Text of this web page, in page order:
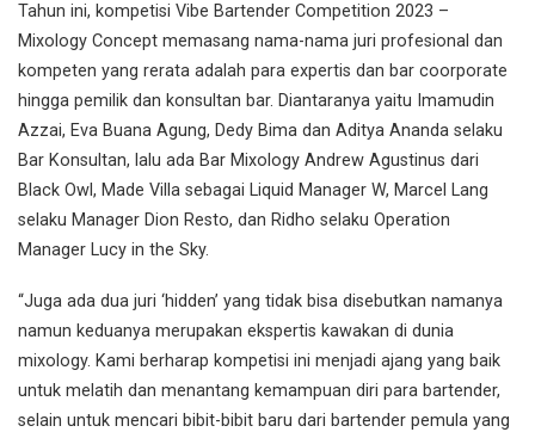
Tahun ini, kompetisi Vibe Bartender Competition 2023 –
Mixology Concept memasang nama-nama juri profesional dan
kompeten yang rerata adalah para expertis dan bar coorporate
hingga pemilik dan konsultan bar. Diantaranya yaitu Imamudin
Azzai, Eva Buana Agung, Dedy Bima dan Aditya Ananda selaku
Bar Konsultan, lalu ada Bar Mixology Andrew Agustinus dari
Black Owl, Made Villa sebagai Liquid Manager W, Marcel Lang
selaku Manager Dion Resto, dan Ridho selaku Operation
Manager Lucy in the Sky.
“Juga ada dua juri ‘hidden’ yang tidak bisa disebutkan namanya
namun keduanya merupakan ekspertis kawakan di dunia
mixology. Kami berharap kompetisi ini menjadi ajang yang baik
untuk melatih dan menantang kemampuan diri para bartender,
selain untuk mencari bibit-bibit baru dari bartender pemula yang